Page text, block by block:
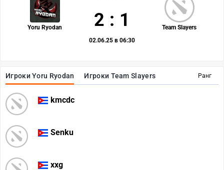
Ранг
Игроки Yoru Ryodan Игроки Team Slayers
kmcdc
Senku
xxg
Yoru Ryodan Team Slayers
2 : 1
02.06.25 в 06:30